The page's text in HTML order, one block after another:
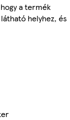
a termék
helyhez, és